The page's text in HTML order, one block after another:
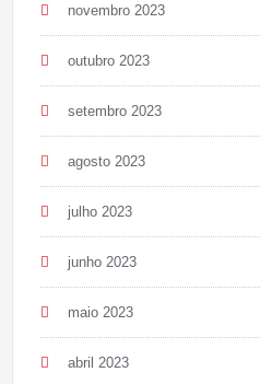
novembro 2023
outubro 2023
setembro 2023
agosto 2023
julho 2023
junho 2023
maio 2023
abril 2023